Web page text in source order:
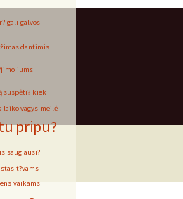
gali galvos
dantimis
jums
suspėti? kiek
laiko vagys meilė
pripu?
saugiausi?
t?vams
vaikams